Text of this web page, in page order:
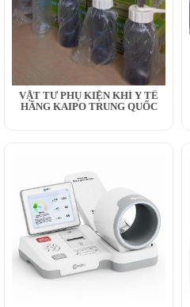
VẬT TƯ PHỤ KIỆN KHÍ Y TẾ
HÃNG KAIPO TRUNG QUỐC